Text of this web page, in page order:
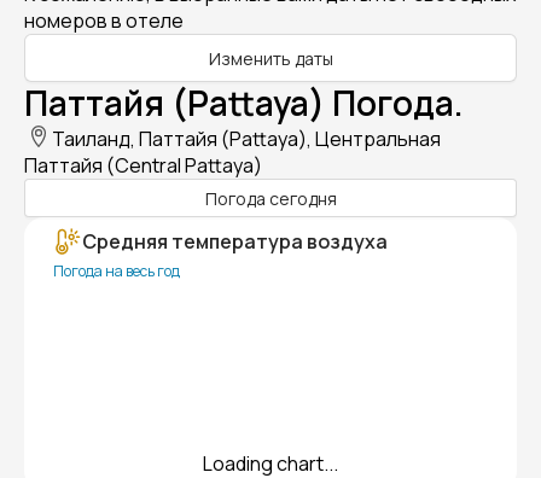
номеров в отеле
Изменить даты
Паттайя (Pattaya) Погода.
Таиланд, Паттайя (Pattaya), Центральная
Паттайя (Central Pattaya)
Погода сегодня
Средняя температура воздуха
Погода на весь год
Loading chart...